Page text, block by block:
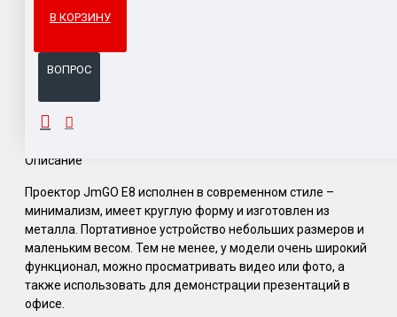
В КОРЗИНУ
ВОПРОС
ОПИСАНИЕ
Описание
Проектор JmGO E8 исполнен в современном стиле –
минимализм, имеет круглую форму и изготовлен из
металла. Портативное устройство небольших размеров и
маленьким весом. Тем не менее, у модели очень широкий
функционал, можно просматривать видео или фото, а
также использовать для демонстрации презентаций в
офисе.